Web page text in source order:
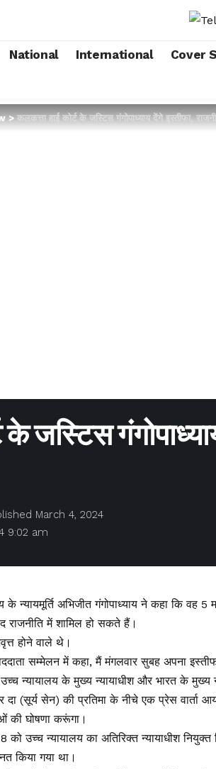
National International Cover
>कलकत्ता हाई कोर्ट के जस्टिस गंगोपाध्याय देंगे इस्तीफा,
के जस्टिस
9:02 am
March 4, 2024
न्यायमूर्ति अभिजीत गंगोपाध्याय ने कहा कि वह
में शामिल हो सकते हैं।
होने वाले थे।
सम्मेलन में कहा, मैं मंगलवार सुबह अपना
न्यायालय के मुख्य न्यायाधीश और भारत के मुख्य
दा (सूर्य सेन) की प्रतिमा के नीचे एक प्रेस वार्ता
की घोषणा करूंगा।
को उच्च न्यायालय का अतिरिक्त न्यायाधीश
किया गया था।